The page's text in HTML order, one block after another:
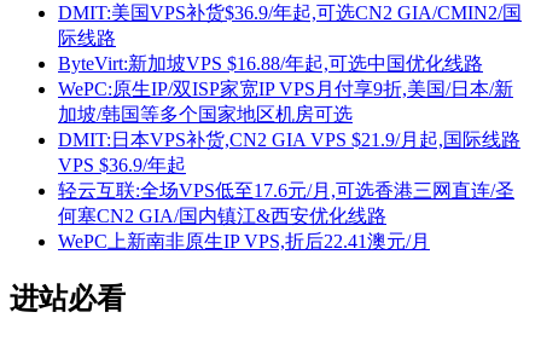
DMIT:美国VPS补货$36.9/年起,可选CN2 GIA/CMIN2/国
际线路
ByteVirt:新加坡VPS $16.88/年起,可选中国优化线路
WePC:原生IP/双ISP家宽IP VPS月付享9折,美国/日本/新
加坡/韩国等多个国家地区机房可选
DMIT:日本VPS补货,CN2 GIA VPS $21.9/月起,国际线路
VPS $36.9/年起
轻云互联:全场VPS低至17.6元/月,可选香港三网直连/圣
何塞CN2 GIA/国内镇江&西安优化线路
WePC上新南非原生IP VPS,折后22.41澳元/月
进站必看